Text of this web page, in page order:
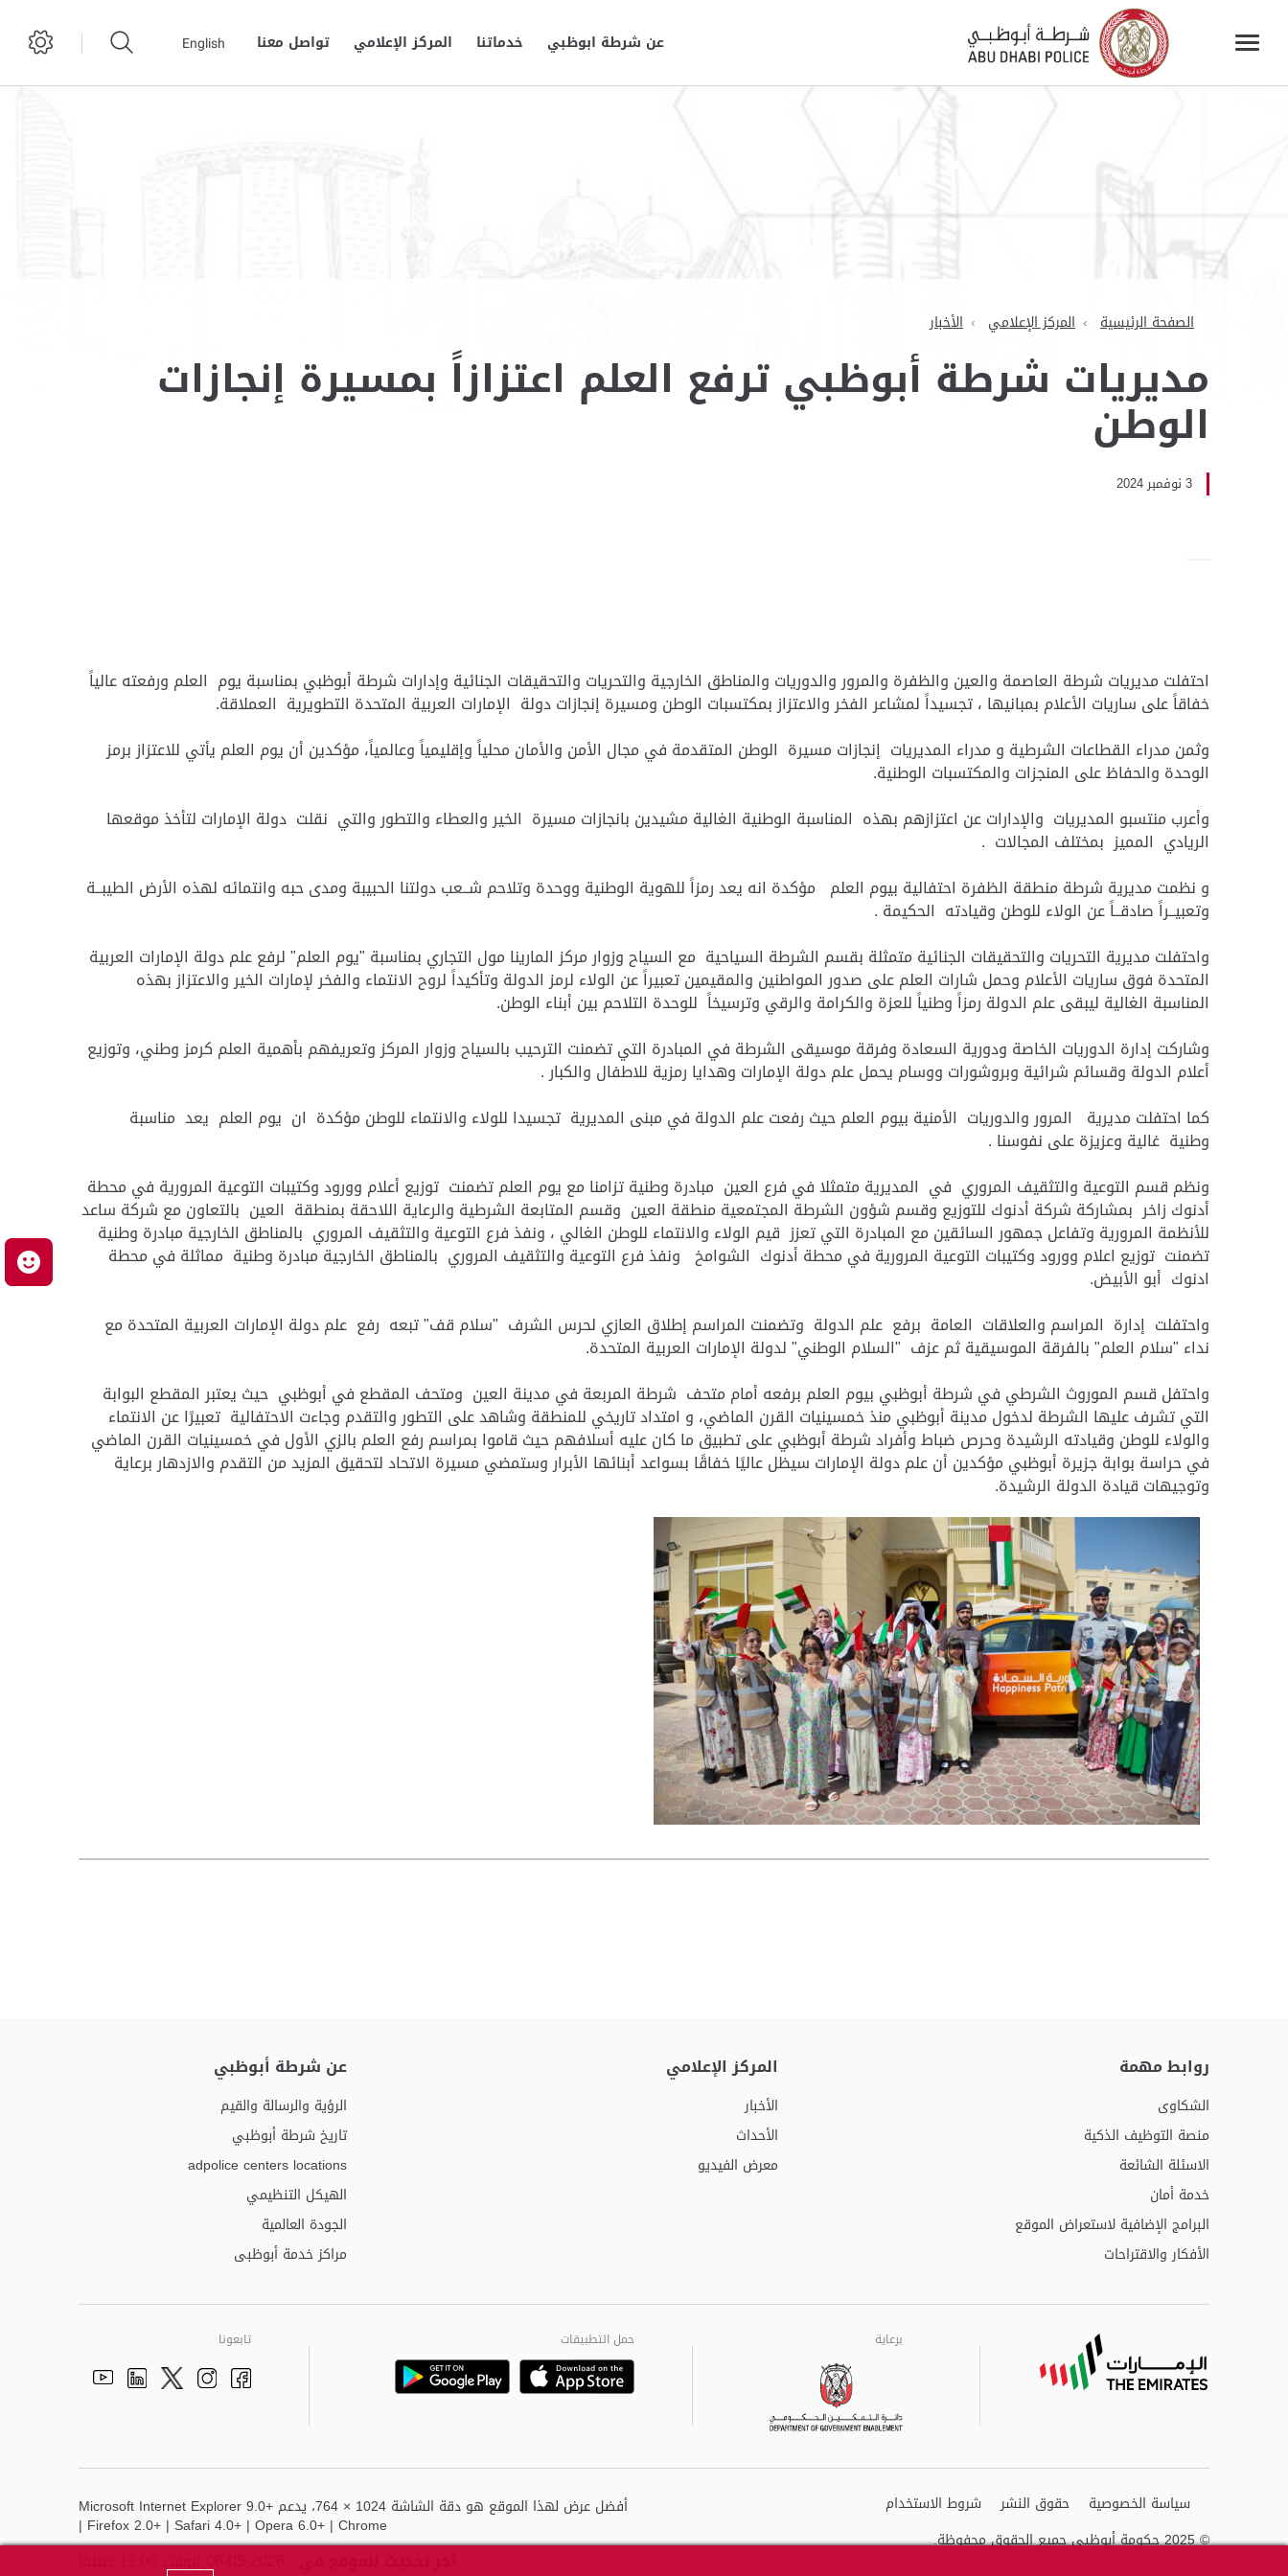
عن شرطة ابوظبي خدماتنا المركز الإعلامي تواصل معنا English
الصفحة الرئيسية المركز الإعلامي الأخبار
مديريات شرطة أبوظبي ترفع العلم اعتزازاً بمسيرة إنجازات
الوطن
3 نوفمبر 2024
احتفلت مديريات شرطة العاصمة والعين والظفرة والمرور والدوريات والمناطق الخارجية والتحريات والتحقيقات الجنائية وإدارات شرطة أبوظبي بمناسبة يوم العلم ورفعته عالياً
خفاقاً على ساريات الأعلام بمبانيها ، تجسيداً لمشاعر الفخر والاعتزاز بمكتسبات الوطن ومسيرة إنجازات دولة الإمارات العربية المتحدة التطويرية العملاقة.
وثمن مدراء القطاعات الشرطية و مدراء المديريات إنجازات مسيرة الوطن المتقدمة في مجال الأمن والأمان محلياً وإقليمياً وعالمياً، مؤكدين أن يوم العلم يأتي للاعتزاز برمز
الوحدة والحفاظ على المنجزات والمكتسبات الوطنية.
وأعرب منتسبو المديريات والإدارات عن اعتزازهم بهذه المناسبة الوطنية الغالية مشيدين بانجازات مسيرة الخير والعطاء والتطور والتي نقلت دولة الإمارات لتأخذ موقعها
الريادي المميز بمختلف المجالات .
و نظمت مديرية شرطة منطقة الظفرة احتفالية بيوم العلم مؤكدة انه يعد رمزاً للهوية الوطنية ووحدة وتلاحم شــعب دولتنا الحبيبة ومدى حبه وانتمائه لهذه الأرض الطيبــة
وتعبيــراً صادقــاً عن الولاء للوطن وقيادته الحكيمة .
واحتفلت مديرية التحريات والتحقيقات الجنائية متمثلة بقسم الشرطة السياحية مع السياح وزوار مركز المارينا مول التجاري بمناسبة "يوم العلم" لرفع علم دولة الإمارات العربية
المتحدة فوق ساريات الأعلام وحمل شارات العلم على صدور المواطنين والمقيمين تعبيراً عن الولاء لرمز الدولة وتأكيداً لروح الانتماء والفخر لإمارات الخير والاعتزاز بهذه
المناسبة الغالية ليبقى علم الدولة رمزاً وطنياً للعزة والكرامة والرقي وترسيخاً للوحدة التلاحم بين أبناء الوطن.
وشاركت إدارة الدوريات الخاصة ودورية السعادة وفرقة موسيقى الشرطة في المبادرة التي تضمنت الترحيب بالسياح وزوار المركز وتعريفهم بأهمية العلم كرمز وطني، وتوزيع
أعلام الدولة وقسائم شرائية وبروشورات ووسام يحمل علم دولة الإمارات وهدايا رمزية للاطفال والكبار .
كما احتفلت مديرية المرور والدوريات الأمنية بيوم العلم حيث رفعت علم الدولة في مبنى المديرية تجسيدا للولاء والانتماء للوطن مؤكدة ان يوم العلم يعد مناسبة
وطنية غالية وعزيزة على نفوسنا .
ونظم قسم التوعية والتثقيف المروري في المديرية متمثلا في فرع العين مبادرة وطنية تزامنا مع يوم العلم تضمنت توزيع أعلام وورود وكتيبات التوعية المرورية في محطة
أدنوك زاخر بمشاركة شركة أدنوك للتوزيع وقسم شؤون الشرطة المجتمعية منطقة العين وقسم المتابعة الشرطية والرعاية اللاحقة بمنطقة العين بالتعاون مع شركة ساعد
للأنظمة المرورية وتفاعل جمهور السائقين مع المبادرة التي تعزز قيم الولاء والانتماء للوطن الغالي ، ونفذ فرع التوعية والتثقيف المروري بالمناطق الخارجية مبادرة وطنية
تضمنت توزيع اعلام وورود وكتيبات التوعية المرورية في محطة أدنوك الشوامخ ونفذ فرع التوعية والتثقيف المروري بالمناطق الخارجية مبادرة وطنية مماثلة في محطة
ادنوك أبو الأبيض.
واحتفلت إدارة المراسم والعلاقات العامة برفع علم الدولة وتضمنت المراسم إطلاق العازي لحرس الشرف "سلام قف" تبعه رفع علم دولة الإمارات العربية المتحدة مع
نداء "سلام العلم" بالفرقة الموسيقية ثم عزف "السلام الوطني" لدولة الإمارات العربية المتحدة.
واحتفل قسم الموروث الشرطي في شرطة أبوظبي بيوم العلم برفعه أمام متحف شرطة المربعة في مدينة العين ومتحف المقطع في أبوظبي حيث يعتبر المقطع البوابة
التي تشرف عليها الشرطة لدخول مدينة أبوظبي منذ خمسينيات القرن الماضي، و امتداد تاريخي للمنطقة وشاهد على التطور والتقدم وجاءت الاحتفالية تعبيرًا عن الانتماء
والولاء للوطن وقيادته الرشيدة وحرص ضباط وأفراد شرطة أبوظبي على تطبيق ما كان عليه أسلافهم حيث قاموا بمراسم رفع العلم بالزي الأول في خمسينيات القرن الماضي
في حراسة بوابة جزيرة أبوظبي مؤكدين أن علم دولة الإمارات سيظل عاليًا خفاقًا بسواعد أبنائها الأبرار وستمضي مسيرة الاتحاد لتحقيق المزيد من التقدم والازدهار برعاية
وتوجيهات قيادة الدولة الرشيدة.
روابط مهمة
الشكاوى
منصة التوظيف الذكية
الاسئلة الشائعة
خدمة أمان
البرامج الإضافية لاستعراض الموقع
الأفكار والاقتراحات
المركز الإعلامي
الأخبار
الأحداث
معرض الفيديو
عن شرطة أبوظبي
الرؤية والرسالة والقيم
تاريخ شرطة أبوظبي
adpolice centers locations
الهيكل التنظيمي
الجودة العالمية
مراكز خدمة أبوظبى
تابعونا
Facebook
Instagram
Twitter
Linkedin
Youtube
حمل التطبيقات
Google
Playstore
برعاية
برعاية
أفضل عرض لهذا الموقع هو دقة الشاشة 1024 × 764، يدعم Microsoft Internet Explorer 9.0+
| Firefox 2.0+ | Safari 4.0+ | Opera 6.0+ | Chrome
سياسة الخصوصية حقوق النشر
شروط الاستخدام
© 2025 حكومة أبوظبي جميع الحقوق محفوظة.